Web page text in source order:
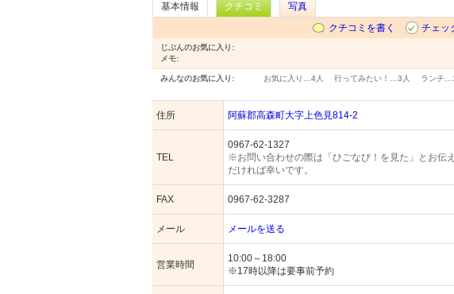
基本情報 クチコミ
写真
クチコミを書く
チェッ
じぶんのお気に入り:
メモ:
みんなのお気に入り: お気に入り… 4人 行ってみたい！… 3人 ランチ…
住所 阿蘇郡高森町大字上色見814-2
TEL
0967-62-1327
※お問い合わせの際は「ひごなび！を見た」とお伝
だければ幸いです。
FAX 0967-62-3287
メール メールを送る
営業時間
10:00～18:00
※17時以降は要事前予約